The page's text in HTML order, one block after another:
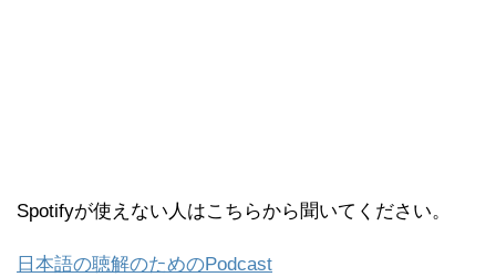
Spotifyが使えない人はこちらから聞いてください。
日本語の聴解のためのPodcast